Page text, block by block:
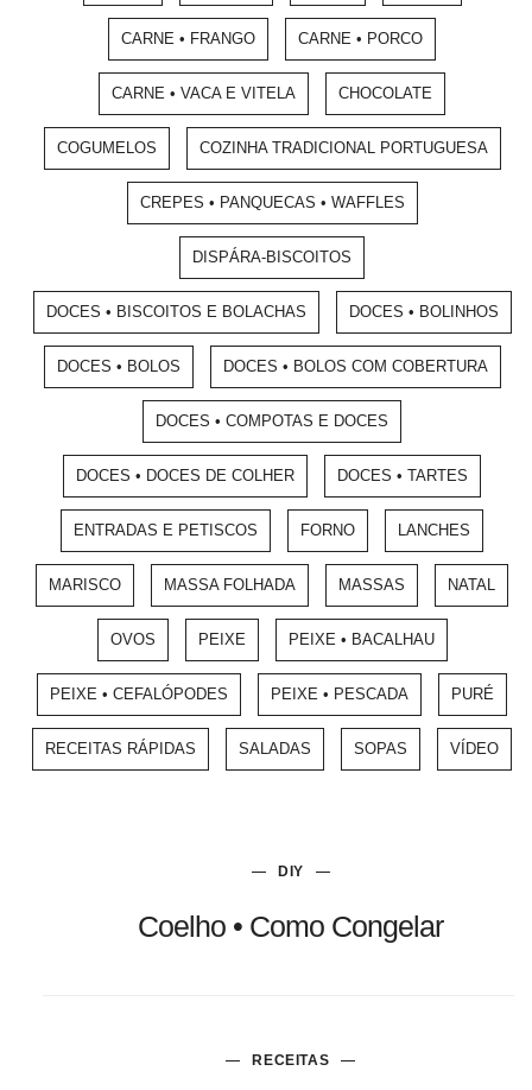
CARNE • FRANGO CARNE • PORCO
CARNE • VACA E VITELA CHOCOLATE
COGUMELOS COZINHA TRADICIONAL PORTUGUESA
CREPES • PANQUECAS • WAFFLES
DISPÁRA-BISCOITOS
DOCES • BISCOITOS E BOLACHAS DOCES • BOLINHOS
DOCES • BOLOS DOCES • BOLOS COM COBERTURA
DOCES • COMPOTAS E DOCES
DOCES • DOCES DE COLHER DOCES • TARTES
ENTRADAS E PETISCOS FORNO LANCHES
MARISCO MASSA FOLHADA MASSAS NATAL
OVOS PEIXE PEIXE • BACALHAU
PEIXE • CEFALÓPODES PEIXE • PESCADA PURÉ
RECEITAS RÁPIDAS SALADAS SOPAS VÍDEO
DIY
Coelho • Como Congelar
RECEITAS